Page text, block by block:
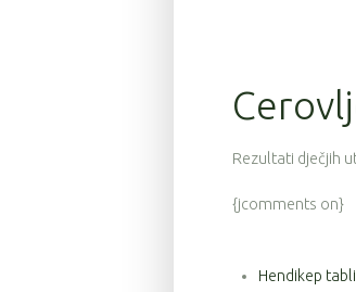
Rezultati dječjih
{jcomments on}
Hendikep